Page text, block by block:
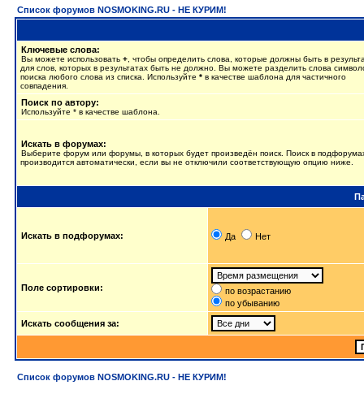
Список форумов NOSMOKING.RU - НЕ КУРИМ!
Ключевые слова:
Вы можете использовать + , чтобы определить слова, которые должны быть в
для слов, которых в результатах быть не должно. Вы можете разделить слова
поиска любого слова из списка. Используйте * в качестве шаблона для частичного
совпадения.
Поиск по автору:
Используйте * в качестве шаблона.
Искать в форумах:
Выберите форум или форумы, в которых будет произведён поиск. Поиск в
производится автоматически, если вы не отключили соответствующую опцию ниже.
Искать в подфорумах: Да Нет
Поле сортировки:
по возрастанию
по убыванию
Искать сообщения за:
Список форумов NOSMOKING.RU - НЕ КУРИМ!